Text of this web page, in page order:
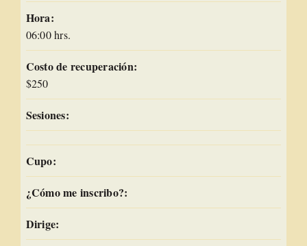
Hora:
06:00 hrs.
Costo de recuperación:
$250
Sesiones:
Cupo:
¿Cómo me inscribo?:
Dirige: